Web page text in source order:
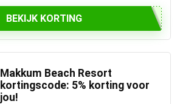
BEKIJK KORTING
Makkum Beach Resort
kortingscode: 5% korting voor
jou!